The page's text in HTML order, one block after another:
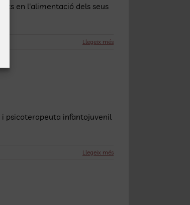
en l'alimentació dels seus
Llegeix més
i psicoterapeuta infantojuvenil
Llegeix més